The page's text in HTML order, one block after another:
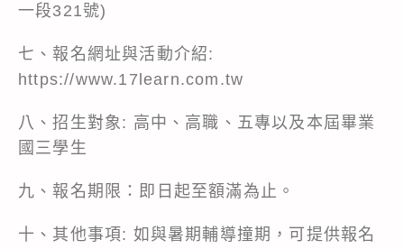
一段321號)
七、報名網址與活動介紹:
https://www.17learn.com.tw
八、招生對象: 高中、高職、五專以及本屆畢業
國三學生
九、報名期限：即日起至額滿為止。
十、其他事項: 如與暑期輔導撞期，可提供報名